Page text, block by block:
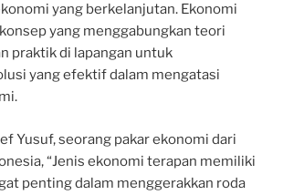
yang berkelanjutan. Ekonomi
yang menggabungkan teori
praktik di lapangan untuk
yang efektif dalam mengatasi
Yusuf, seorang pakar ekonomi dari
“Jenis ekonomi terapan memiliki
penting dalam menggerakkan roda